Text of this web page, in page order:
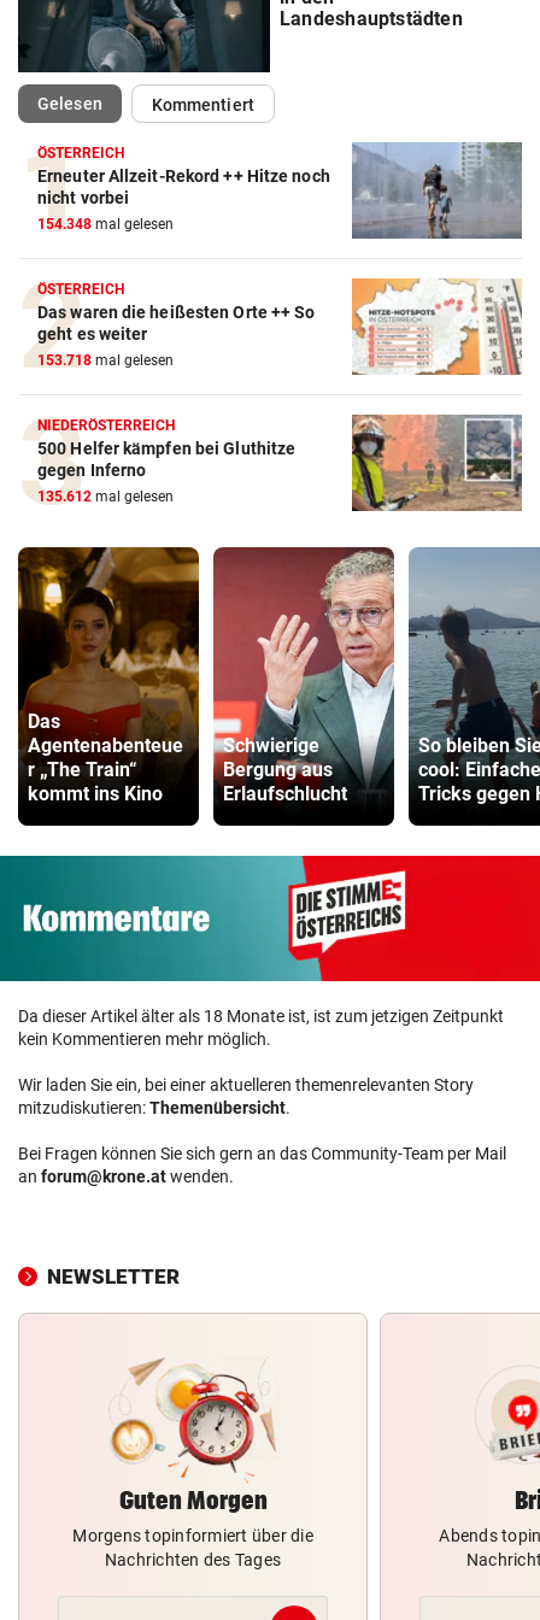
Landeshauptstädten
Gelesen(ausgewählt)Kommentiert
ÖSTERREICH
Erneuter Allzeit-Rekord ++ Hitze noch
nicht vorbei
154.348 mal gelesen
ÖSTERREICH
Das waren die heißesten Orte ++ So
geht es weiter
153.718 mal gelesen
NIEDERÖSTERREICH
500 Helfer kämpfen bei Gluthitze
gegen Inferno
135.612 mal gelesen
Das
Agentenabenteue
r „The Train“
kommt ins Kino
Schwierige
Bergung aus
Erlaufschlucht
So bleiben
cool: Einfache
Tricks gegen
Da dieser Artikel älter als 18 Monate ist, ist zum jetzigen Zeitpunkt
kein Kommentieren mehr möglich.
Wir laden Sie ein, bei einer aktuelleren themenrelevanten Story
mitzudiskutieren:Themenübersicht.
Bei Fragen können Sie sich gern an das Community-Team per Mail
an forum@krone.atwenden.
NEWSLETTER
Guten Morgen
Morgens topinformiert über die
Nachrichten des Tages
Abends